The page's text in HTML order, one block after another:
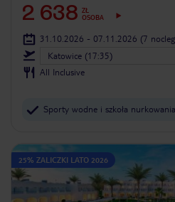
2 638 ZŁ
OSOBA
31.10.2026 - 07.11.2026 (7
Katowice (17:35)
All Inclusive
Sporty wodne i szkoła nurkowania
25% ZALICZKI LATO 2026